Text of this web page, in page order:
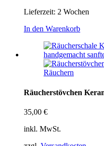
Lieferzeit: 2 Wochen
In den Warenkorb
Räucherstövchen
35,00 €
inkl. MwSt.